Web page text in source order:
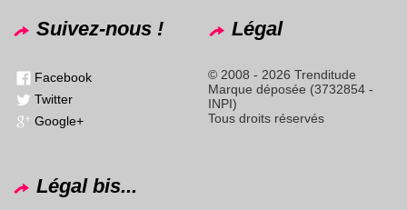
Suivez-nous !
Facebook
Twitter
Google+
Légal
© 2008 - 2026 Trenditude
Marque déposée (3732854 -
INPI)
Tous droits réservés
Légal bis...